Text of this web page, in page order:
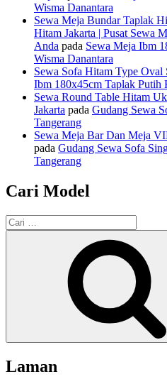
Wisma Danantara
Sewa Meja Bundar Taplak
Hitam Jakarta | Pusat Sewa
Anda pada Sewa Meja Ibm
Wisma Danantara
Sewa Sofa Hitam Type Oval
Ibm 180x45cm Taplak Putih
Sewa Round Table Hitam
Jakarta pada Gudang Sewa
Tangerang
Sewa Meja Bar Dan Meja
pada Gudang Sewa Sofa
Tangerang
Cari Model
Pencarian
untuk:
Laman